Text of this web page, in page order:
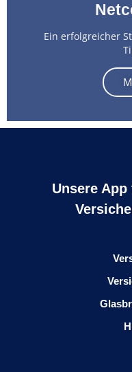
Ein erfolgreicher
Unsere